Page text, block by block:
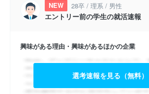
NEW 28卒 / 理系 / 男性
エントリー前の学生の就活速報
興味がある理由・興味があるほかの企業
選考速報を見る（無料）